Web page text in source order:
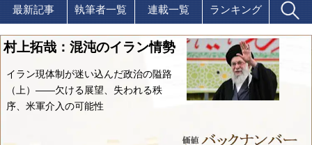
最新記事 執筆者一覧 連載一覧 ランキング
村上拓哉：混沌のイラン情勢
イラン現体制が迷い込んだ政治の隘路
（上）――欠ける展望、失われる秩
序、米軍介入の可能性